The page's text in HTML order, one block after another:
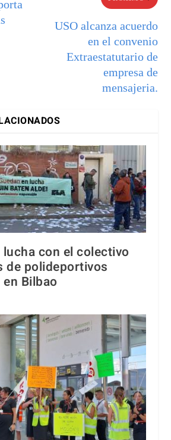
USO alcanza acuerdo
en el convenio
Extraestatutario de
empresa de
mensajeria.
lucha con el colectivo
de polideportivos
Bilbao